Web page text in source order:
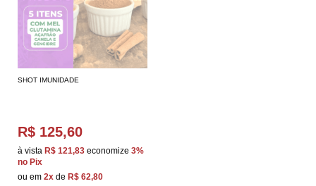
SHOT IMUNIDADE
R$ 125,60
à vista R$ 121,83 economize 3%
no Pix
ou em 2x de R$ 62,80